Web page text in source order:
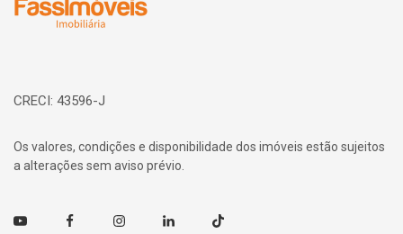
CRECI: 43596-J
Os valores, condições e disponibilidade dos imóveis estão sujeitos
a alterações sem aviso prévio.
Youtube FacebookInstagramLinkedin TikTok